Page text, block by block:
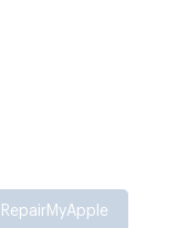
RepairMyApple